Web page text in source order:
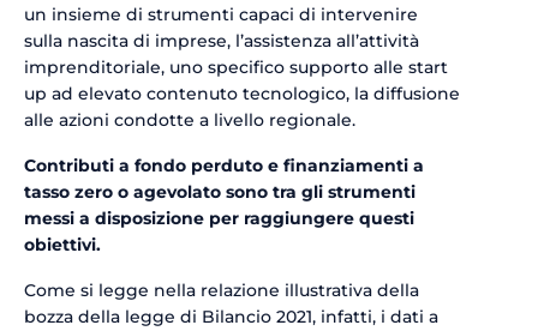
un insieme di strumenti capaci di intervenire
sulla nascita di imprese, l’assistenza all’attività
imprenditoriale, uno specifico supporto alle start
up ad elevato contenuto tecnologico, la diffusione
alle azioni condotte a livello regionale.
Contributi a fondo perduto e finanziamenti a
tasso zero o agevolato sono tra gli strumenti
messi a disposizione per raggiungere questi
obiettivi.
Come si legge nella relazione illustrativa della
bozza della legge di Bilancio 2021, infatti, i dati a